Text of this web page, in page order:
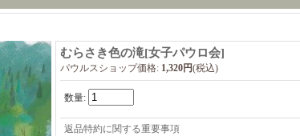
むらさき色の滝[女子パウロ会]
パウルスショップ価格: 1,320円(税込)
数量:
返品特約に関する重要事項